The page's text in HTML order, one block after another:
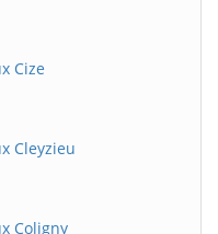
Cize
Cleyzieu
Coligny